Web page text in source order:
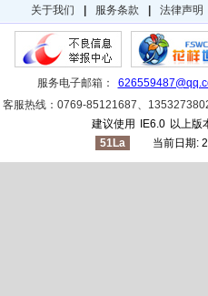
关于我们 服务条款 法律声明
服务电子邮箱：
客服热线：0769-85121687、
建议使用
IE6.0 以上版
51La
当前日期: